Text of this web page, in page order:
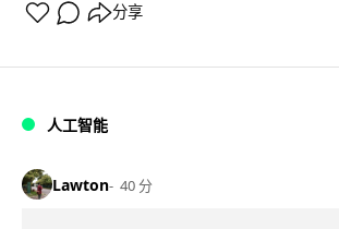
分享
人工智能
Lawton 40 分